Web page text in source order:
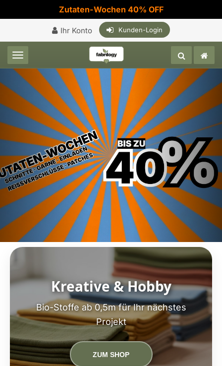
Zutaten-Wochen 40% OFF
Ihr Konto Kunden-Login
Toggle navigation
Kreative & Hobby
Bio-Stoffe ab 0,5m für Ihr nächstes
Projekt
ZUM SHOP